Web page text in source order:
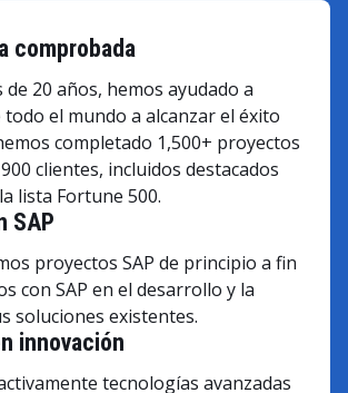
comprobada
20 años, hemos ayudado a
todo el mundo a alcanzar el éxito
completado 1,500+ proyectos
clientes, incluidos destacados
lista Fortune 500.
SAP
proyectos SAP de principio a fin
con SAP en el desarrollo y la
soluciones existentes.
innovación
tecnologías avanzadas